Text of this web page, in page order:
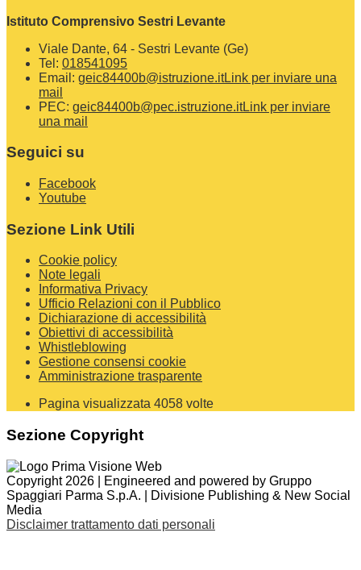
Istituto Comprensivo Sestri Levante
Viale Dante, 64 - Sestri Levante (Ge)
Tel: 018541095
Email: geic84400b@istruzione.itLink per inviare una
mail
PEC: geic84400b@pec.istruzione.itLink per inviare
una mail
Seguici su
Facebook
Youtube
Sezione Link Utili
Cookie policy
Note legali
Informativa Privacy
Ufficio Relazioni con il Pubblico
Dichiarazione di accessibilità
Obiettivi di accessibilità
Whistleblowing
Gestione consensi cookie
Amministrazione trasparente
Pagina visualizzata 4058 volte
Sezione Copyright
Copyright 2026 | Engineered and powered by Gruppo
Spaggiari Parma S.p.A. | Divisione Publishing & New Social
Media
Disclaimer trattamento dati personali